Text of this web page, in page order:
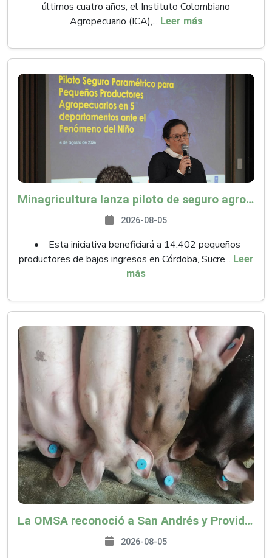
últimos cuatro años, el Instituto Colombiano
Agropecuario (ICA),... Leer más
Minagricultura lanza piloto de seguro agropecuario por $9.625 millones para proteger a más de 14.000 pequeños productores contra riesgos del Fenómeno de El Niño
2026-08-05
• Esta iniciativa beneficiará a 14.402 pequeños
productores de bajos ingresos en Córdoba, Sucre... Leer
más
La OMSA reconoció a San Andrés y Providencia como zona libre de Peste Porcina Clásica (PPC)
2026-08-05